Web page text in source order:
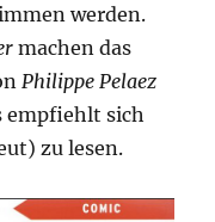
werden.
machen das
Philippe Pelaez
empfiehlt sich
zu lesen.